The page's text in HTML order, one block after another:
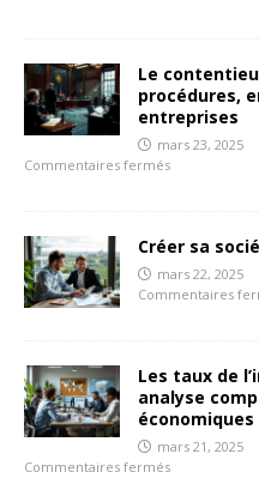
Le
procédures,
entreprises
mars 23, 2025
Commentaires fermés
Créer sa
mars 22, 2025
Commentaires
Les taux de
analyse
économiques
mars 21, 2025
Commentaires fermés